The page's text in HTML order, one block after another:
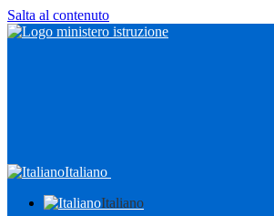
Salta al contenuto
Italiano
Italiano